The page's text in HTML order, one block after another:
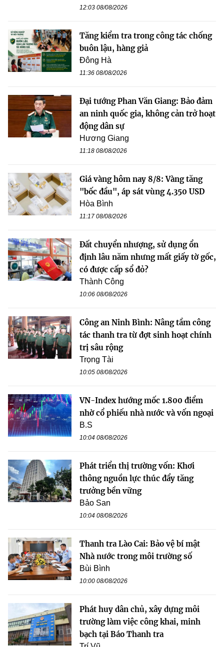
12:03 08/08/2026
Tăng kiểm tra trong công tác chống
buôn lậu, hàng giả
Đông Hà
11:36 08/08/2026
Đại tướng Phan Văn Giang: Bảo đảm
an ninh quốc gia, không cản trở hoạt
động dân sự
Hương Giang
11:18 08/08/2026
Giá vàng hôm nay 8/8: Vàng tăng
"bốc đầu", áp sát vùng 4.350 USD
Hòa Bình
11:17 08/08/2026
Đất chuyển nhượng, sử dụng ổn
định lâu năm nhưng mất giấy tờ gốc,
có được cấp sổ đỏ?
Thành Công
10:06 08/08/2026
Công an Ninh Bình: Nâng tầm công
tác thanh tra từ đợt sinh hoạt chính
trị sâu rộng
Trọng Tài
10:05 08/08/2026
VN-Index hướng mốc 1.800 điểm
nhờ cổ phiếu nhà nước và vốn ngoại
B.S
10:04 08/08/2026
Phát triển thị trường vốn: Khơi
thông nguồn lực thúc đẩy tăng
trưởng bền vững
Bảo San
10:04 08/08/2026
Thanh tra Lào Cai: Bảo vệ bí mật
Nhà nước trong môi trường số
Bùi Bình
10:00 08/08/2026
Phát huy dân chủ, xây dựng môi
trường làm việc công khai, minh
bạch tại Báo Thanh tra